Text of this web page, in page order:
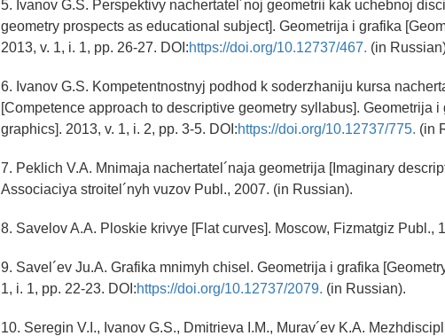
5. Ivanov G.S. Perspektivy nachertatel´noj geometrii kak uchebnoj
geometry prospects as educational subject]. Geometrija i grafika
2013, v. 1, i. 1, pp. 26-27. DOI:https://doi.org/10.12737/467. (in
6. Ivanov G.S. Kompetentnostnyj podhod k soderzhaniju kursa
[Competence approach to descriptive geometry syllabus]. Geometrija i
graphics]. 2013, v. 1, i. 2, pp. 3-5. DOI:https://doi.org/10.12737/775. (in
7. Peklich V.A. Mnimaja nachertatel´naja geometrija [Imaginary
Associaciya stroitel´nyh vuzov Publ., 2007. (in Russian).
8. Savelov A.A. Ploskie krivye [Flat curves]. Moscow, Fizmatgiz Publ.,
9. Savel´ev Ju.A. Grafika mnimyh chisel. Geometrija i grafika
1, i. 1, pp. 22-23. DOI:https://doi.org/10.12737/2079. (in Russian).
10. Seregin V.I., Ivanov G.S., Dmitrieva I.M., Murav´ev K.A.